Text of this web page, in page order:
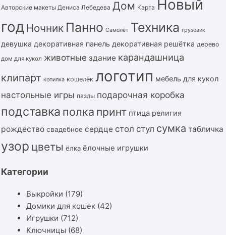
Авторские макеты Дениса Лебедева Дом Карта
Новый
год Ночник Панно Самолёт Техника грузовик
девушка декоративная панель декоративная решётка дерево
дом для кукол животные здание карандашница
клипарт копилка кошелёк логотип мебель для кукол
настольные игры пазлы подарочная коробка
подставка полка принт птица религия
рождество свадебное сердце стол стул сумка табличка
узор цветы ёлка ёлочные игрушки
Категории
Выкройки (179)
Домики для кошек (42)
Игрушки (712)
Ключницы (68)